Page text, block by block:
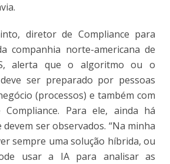
diretor de Compliance para
companhia norte-americana de
alerta que o algoritmo ou o
ser preparado por pessoas
(processos) e também com
Compliance. Para ele, ainda há
ser observados. “Na minha
sempre uma solução híbrida, ou
usar a IA para analisar as